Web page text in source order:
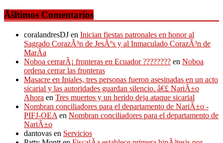
Ãšltimos Comentarios
coralandresDJ en Inician fiestas patronales en honor al
Sagrado CorazÃ³n de JesÃºs y al Inmaculado CorazÃ³n de
MarÃ­a
Noboa cerrarÃ¡ fronteras en Ecuador ???????? en Noboa
ordena cerrar las fronteras
Masacre en Ipiales, tres personas fueron asesinadas en un acto
sicarial y las autoridades guardan silencio. â€£ NariÃ±o
Ahora en Tres muertos y un herido deja ataque sicarial
Nombran conciliadores para el departamento de NariÃ±o -
PIFJ-OEAen Nombran conciliadores para el departamento de
NariÃ±o
dantovas en Servicios